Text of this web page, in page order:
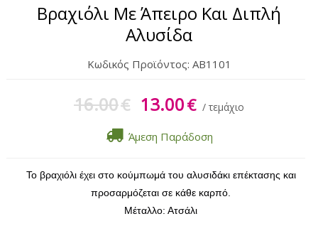
Βραχιόλι Με Άπειρο Και Διπλή
Αλυσίδα
Κωδικός Προϊόντος: AB1101
16.00€ 13.00€ / τεμάχιο
Άμεση Παράδοση
Το βραχιόλι έχει στο κούμπωμά του αλυσιδάκι επέκτασης και
προσαρμόζεται σε κάθε καρπό.
Μέταλλο: Ατσάλι